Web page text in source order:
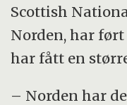
Scottish
Norden, har
har fått en
– Norden har